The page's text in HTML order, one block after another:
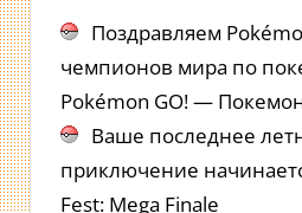
Поздравляем
чемпионов мира по
Pokémon GO! —
Ваше последнее
приключение
Fest: Mega Finale